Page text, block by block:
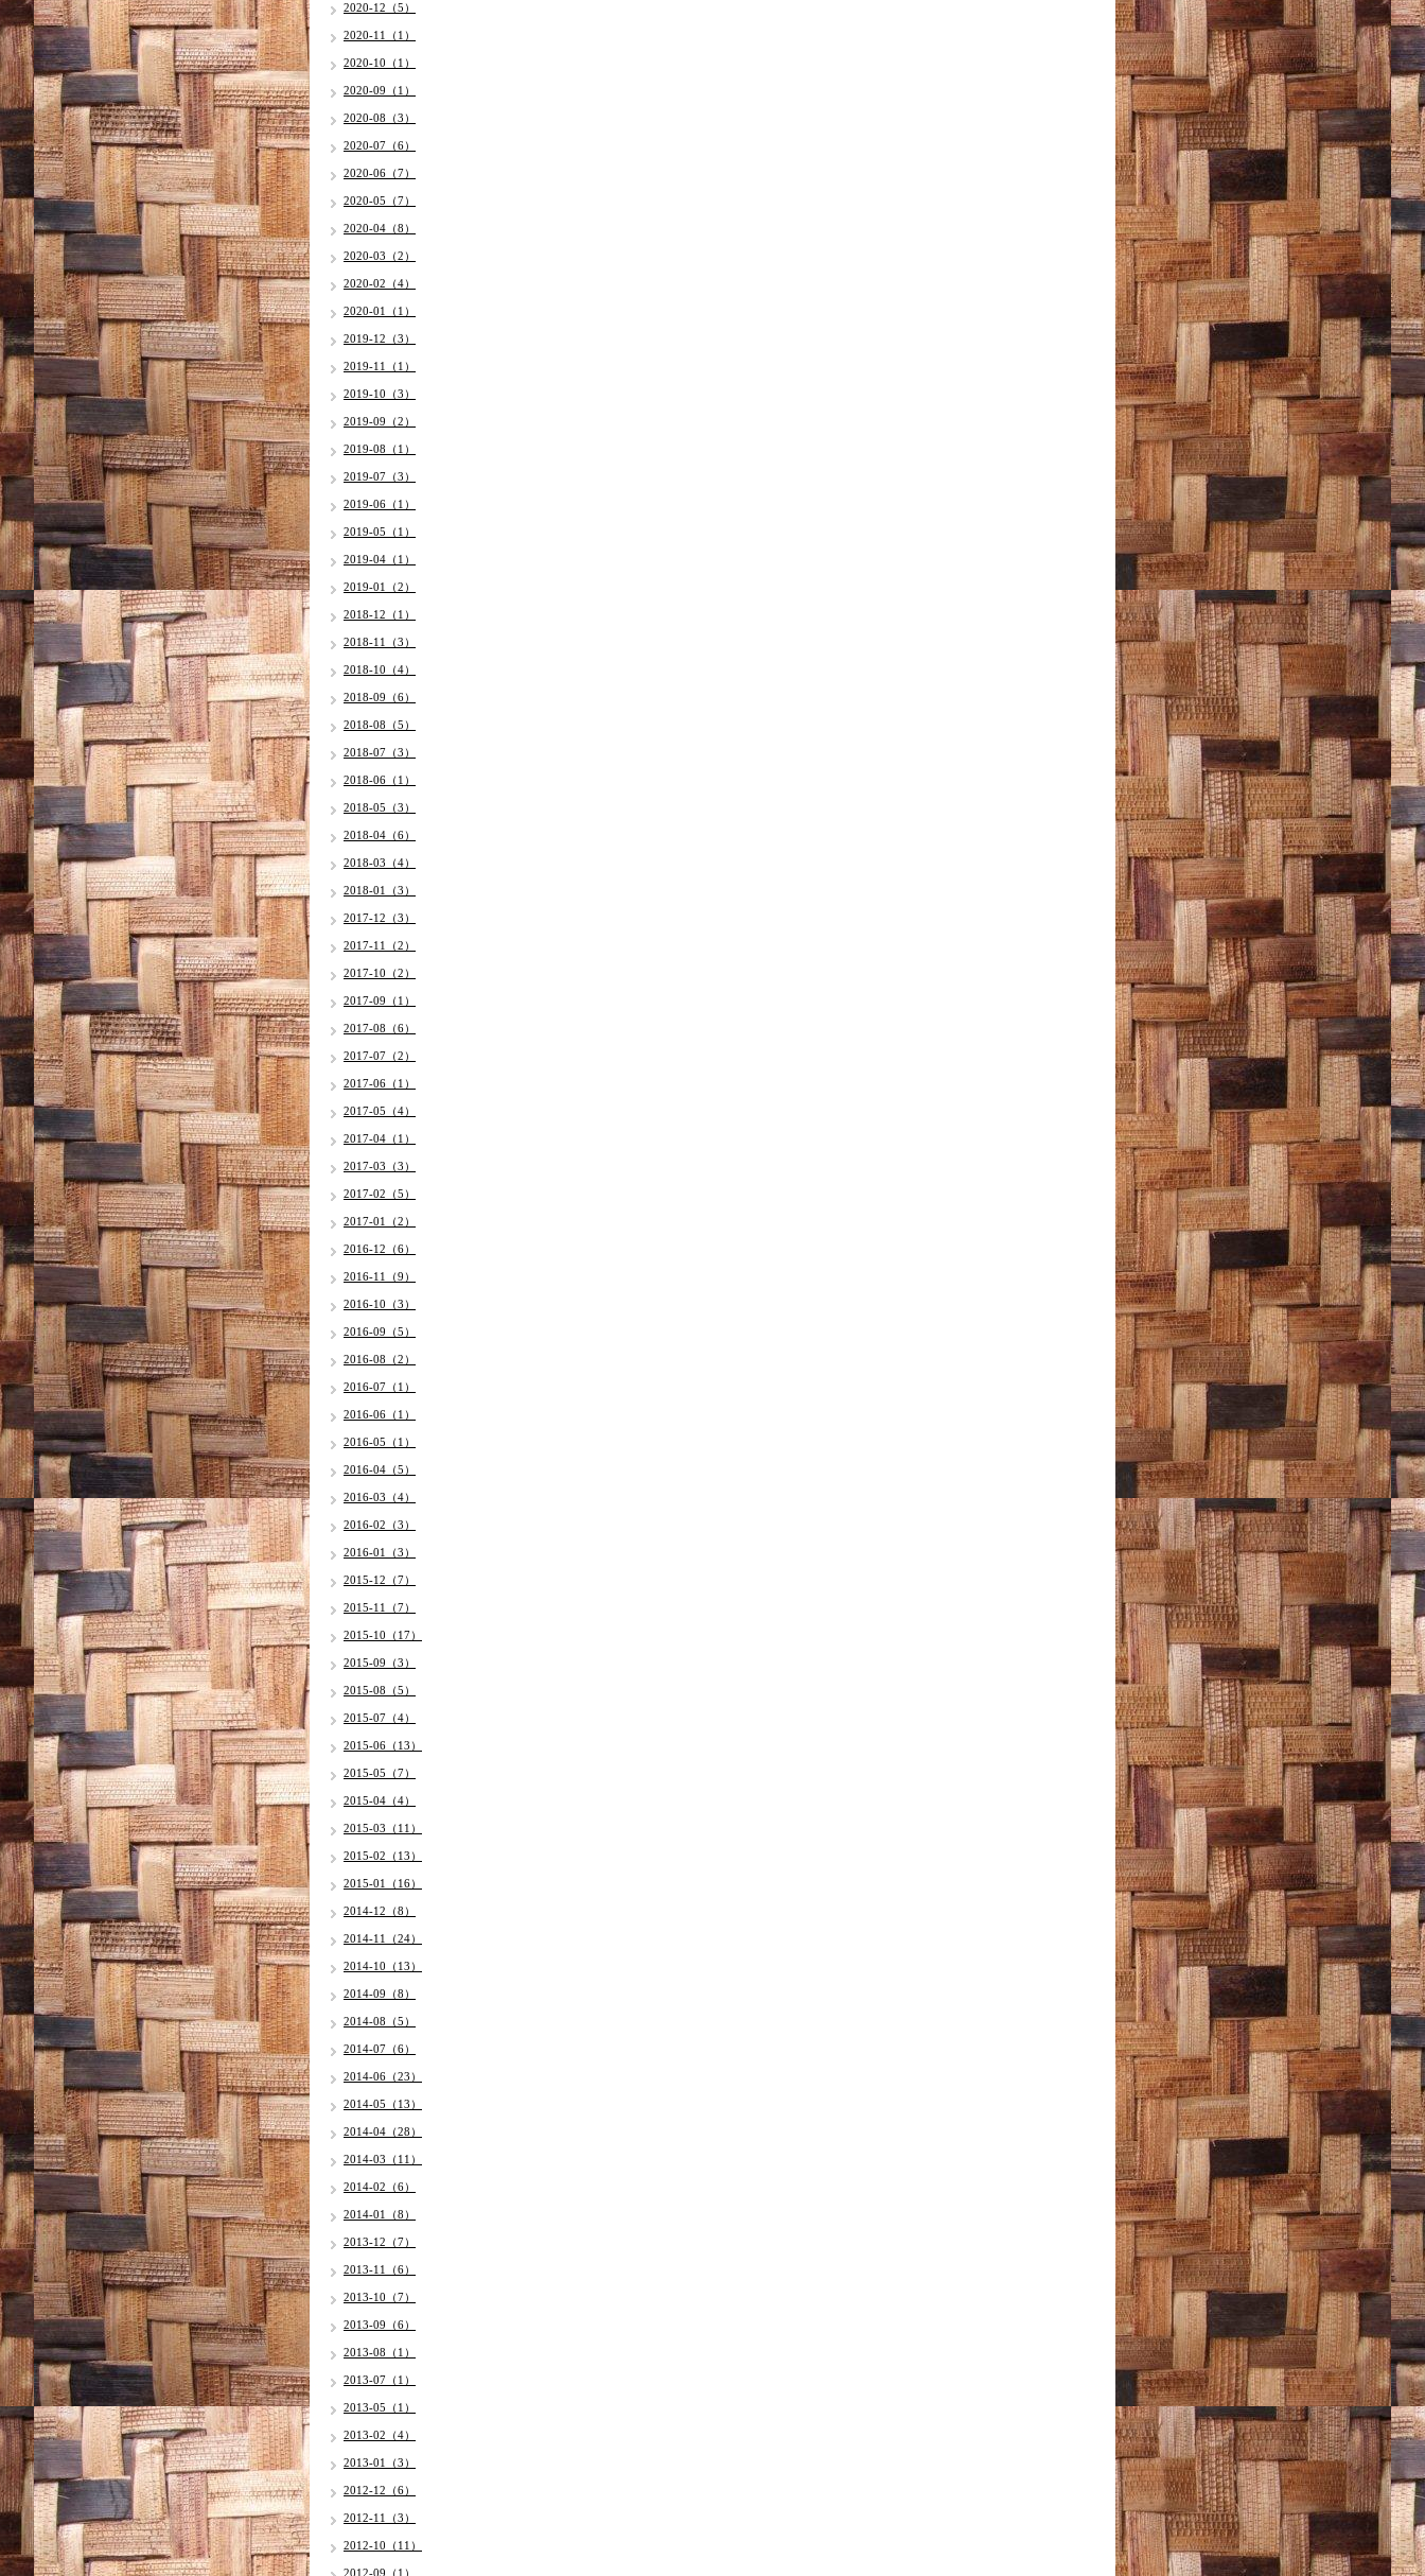
2020-12（5）
2020-11（1）
2020-10（1）
2020-09（1）
2020-08（3）
2020-07（6）
2020-06（7）
2020-05（7）
2020-04（8）
2020-03（2）
2020-02（4）
2020-01（1）
2019-12（3）
2019-11（1）
2019-10（3）
2019-09（2）
2019-08（1）
2019-07（3）
2019-06（1）
2019-05（1）
2019-04（1）
2019-01（2）
2018-12（1）
2018-11（3）
2018-10（4）
2018-09（6）
2018-08（5）
2018-07（3）
2018-06（1）
2018-05（3）
2018-04（6）
2018-03（4）
2018-01（3）
2017-12（3）
2017-11（2）
2017-10（2）
2017-09（1）
2017-08（6）
2017-07（2）
2017-06（1）
2017-05（4）
2017-04（1）
2017-03（3）
2017-02（5）
2017-01（2）
2016-12（6）
2016-11（9）
2016-10（3）
2016-09（5）
2016-08（2）
2016-07（1）
2016-06（1）
2016-05（1）
2016-04（5）
2016-03（4）
2016-02（3）
2016-01（3）
2015-12（7）
2015-11（7）
2015-10（17）
2015-09（3）
2015-08（5）
2015-07（4）
2015-06（13）
2015-05（7）
2015-04（4）
2015-03（11）
2015-02（13）
2015-01（16）
2014-12（8）
2014-11（24）
2014-10（13）
2014-09（8）
2014-08（5）
2014-07（6）
2014-06（23）
2014-05（13）
2014-04（28）
2014-03（11）
2014-02（6）
2014-01（8）
2013-12（7）
2013-11（6）
2013-10（7）
2013-09（6）
2013-08（1）
2013-07（1）
2013-05（1）
2013-02（4）
2013-01（3）
2012-12（6）
2012-11（3）
2012-10（11）
2012-09（1）